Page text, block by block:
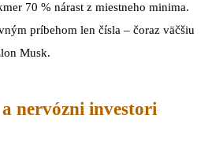
70 % nárast z miestneho minima.
príbehom len čísla – čoraz väčšiu
Musk.
nervózni investori